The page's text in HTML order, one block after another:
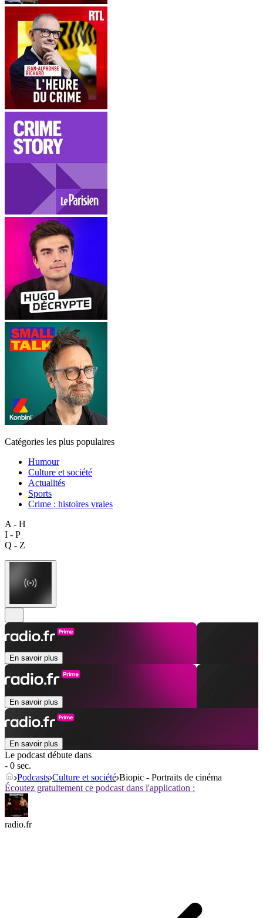
Catégories les plus populaires
Humour
Culture et société
Actualités
Sports
Crime : histoires vraies
A - H
I - P
Q - Z
En savoir plus
En savoir plus
En savoir plus
Le podcast débute dans
- 0 sec.
Podcasts Culture et société Biopic - Portraits de cinéma
Écoutez gratuitement ce podcast dans l'application :
radio.fr